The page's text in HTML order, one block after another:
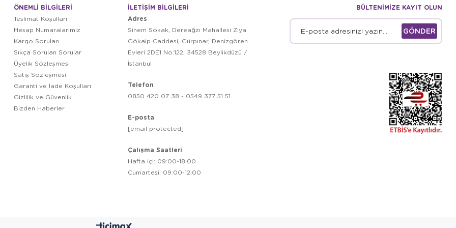
ÖNEMLİ BİLGİLERİ
Teslimat Koşulları
Hesap Numaralarımız
Kargo Soruları
Sıkça Sorulan Sorular
Üyelik Sözleşmesi
Satış Sözleşmesi
Garanti ve İade Koşulları
Gizlilik ve Güvenlik
Bizden Haberler
İLETİŞİM BİLGİLERİ
Adres
Sinem Sokak, Dereağzı Mahallesi Ziya
Gökalp Caddesi, Gürpınar, Denizgören
Evleri 2DE1 No:122, 34528 Beylikdüzü /
İstanbul
Telefon
0850 420 07 38 - 0549 377 51 51
E-posta
[email protected]
Çalışma Saatleri
Hafta içi: 09:00-18:00
Cumartesi: 09:00-12:00
BÜLTENİMİZE KAYIT OLUN
GÖNDER